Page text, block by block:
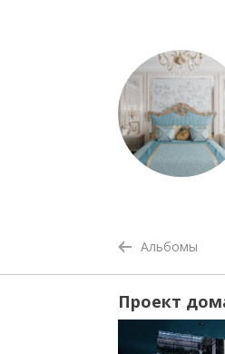
Альбомы
Проект